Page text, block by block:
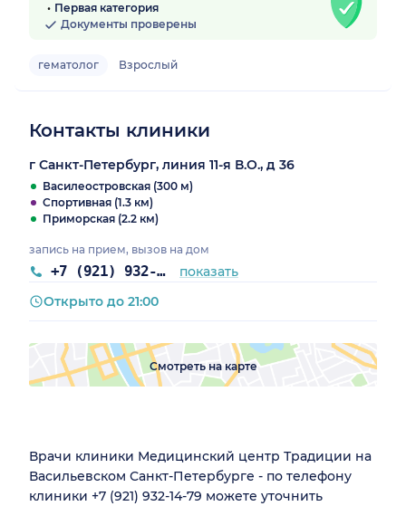
Первая категория
Документы проверены
гематолог Взрослый
Контакты клиники
г Санкт-Петербург, линия 11-я В.О., д 36
Василеостровская (300 м)
Спортивная (1.3 км)
Приморская (2.2 км)
запись на прием, вызов на дом
+7 (921) 932-14-79
показать
Открыто до 21:00
Смотреть на карте
Врачи клиники Медицинский центр Традиции на
Васильевском Санкт-Петербурге - по телефону
клиники +7 (921) 932-14-79 можете уточнить